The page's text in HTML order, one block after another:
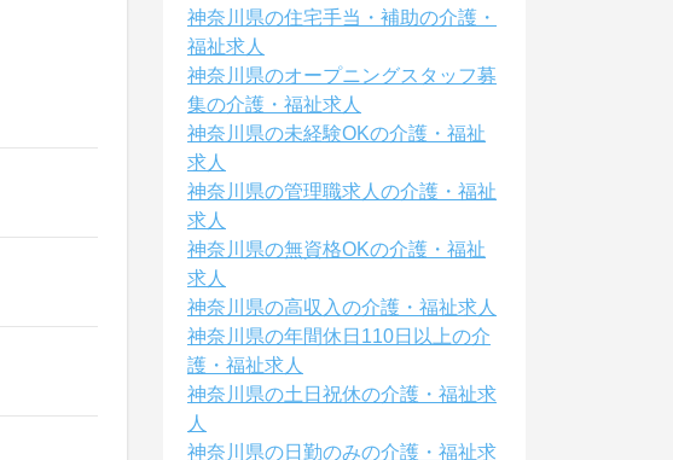
神奈川県の住宅手当・補助の介護・
福祉求人
神奈川県のオープニングスタッフ募
集の介護・福祉求人
神奈川県の未経験OKの介護・福祉
求人
神奈川県の管理職求人の介護・福祉
求人
神奈川県の無資格OKの介護・福祉
求人
神奈川県の高収入の介護・福祉求人
神奈川県の年間休日110日以上の介
護・福祉求人
神奈川県の土日祝休の介護・福祉求
人
神奈川県の日勤のみの介護・福祉求